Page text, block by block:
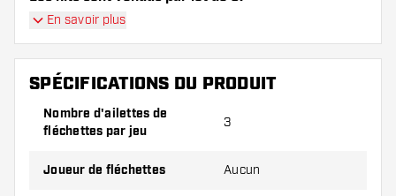
Conseil de Dartshopper !
Veillez à disposer d'un grand nombre d'ailettes
cassés à l'usage.
Essayez une forme, un matériau ou une
En savoir plus
SPÉCIFICATIONS DU PRODUIT
Nombre d'ailettes de
fléchettes par jeu
3
Joueur de fléchettes Aucun